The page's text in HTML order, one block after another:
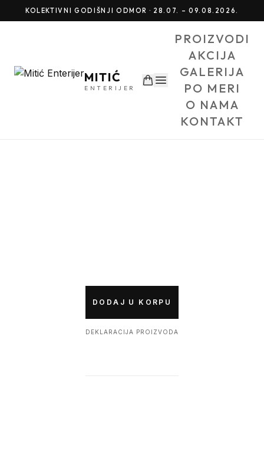
KOLEKTIVNI GODIŠNJI ODMOR · 28.07. – 09.08.2026.
MITIĆ
ENTERIJER
PROIZVODI
AKCIJA
GALERIJA
PO MERI
O NAMA
KONTAKT
DODAJ U KORPU
DEKLARACIJA PROIZVODA